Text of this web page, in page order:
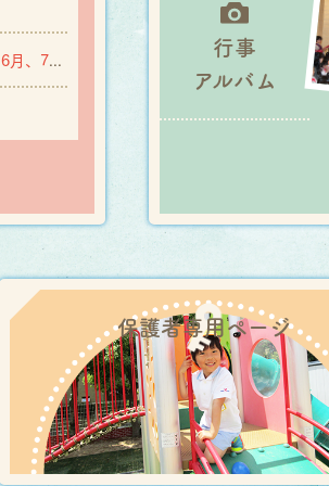
未就園児親子対象あそびにおいでよ！＜6月リトミック・6月、7月、8月水あそび 参加受付中＞
行事
アルバム
保護者専用ページ